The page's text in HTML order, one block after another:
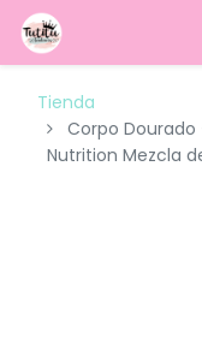
Tienda
Corpo Dourado
Nutrition Mezcla